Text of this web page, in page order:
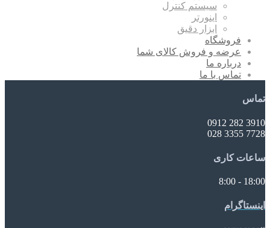
سیستم کنترل
اینورتر
ابزار دقیق
فروشگاه
عرضه و فروش کالای شما
درباره ما
تماس با ما
تماس
3910 282 0912
7728 3355 028
ساعات کاری
18:00 - 8:00
اینستاگرام